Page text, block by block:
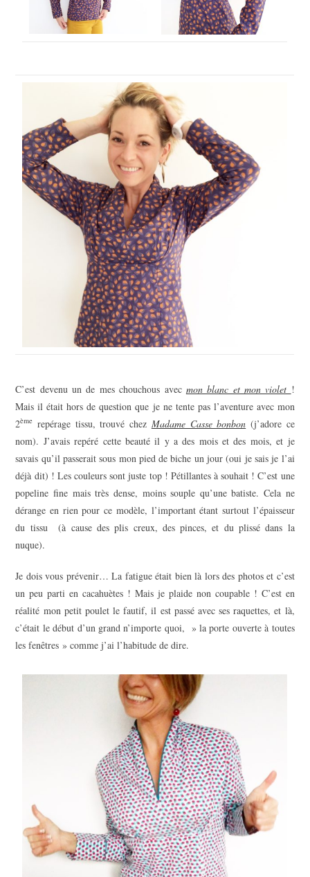
C’est devenu un de mes chouchous avec mon blanc et mon violet !
Mais il était hors de question que je ne tente pas l’aventure avec mon
2ème repérage tissu, trouvé chez Madame Casse bonbon (j’adore ce
nom). J’avais repéré cette beauté il y a des mois et des mois, et je
savais qu’il passerait sous mon pied de biche un jour (oui je sais je l’ai
déjà dit) ! Les couleurs sont juste top ! Pétillantes à souhait ! C’est une
popeline fine mais très dense, moins souple qu’une batiste. Cela ne
dérange en rien pour ce modèle, l’important étant surtout l’épaisseur
du tissu (à cause des plis creux, des pinces, et du plissé dans la
nuque).
Je dois vous prévenir… La fatigue était bien là lors des photos et c’est
un peu parti en cacahuètes ! Mais je plaide non coupable ! C’est en
réalité mon petit poulet le fautif, il est passé avec ses raquettes, et là,
c’était le début d’un grand n’importe quoi, » la porte ouverte à toutes
les fenêtres » comme j’ai l’habitude de dire.